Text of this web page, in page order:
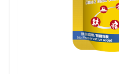
(含
咖
啡
因)
數